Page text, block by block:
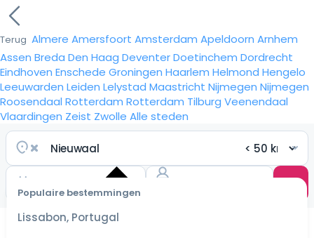
Terug Almere Amersfoort Amsterdam Apeldoorn Arnhem
Assen Breda Den Haag DeventerDoetinchem Dordrecht
Eindhoven Enschede Groningen Haarlem Helmond Hengelo
Leeuwarden Leiden Lelystad Maastricht Nijmegen Nijmegen
Roosendaal Rotterdam Rotterdam Tilburg Veenendaal
Vlaardingen Zeist Zwolle Alle steden
Populaire bestemmingen
Lissabon, Portugal
Selecteer
datum